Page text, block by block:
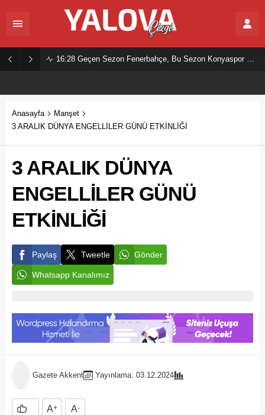
16:28 Geçen Sezon Fenerbahçe, Bu Sezon Konyaspor Mu?
Anasayfa
Manşet
3 ARALIK DÜNYA ENGELLİLER GÜNÜ ETKİNLİĞİ
3 ARALIK DÜNYA
ENGELLİLER GÜNÜ
ETKİNLİĞİ
Paylaş Tweetle Gönder
Whatsapp Kanalımız
Gazete Akkent Yayınlama: 03.12.2024
A+ A-